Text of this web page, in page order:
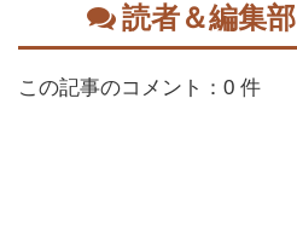
読者＆編集
この記事のコメント：0 件